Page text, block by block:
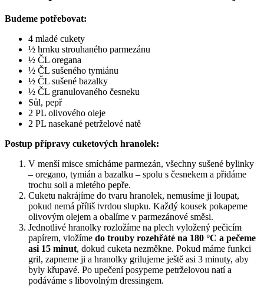
Budeme potřebovat:
4 mladé cukety
½ hrnku strouhaného parmezánu
½ ČL oregana
½ ČL sušeného tymiánu
½ ČL sušené bazalky
½ ČL granulovaného česneku
Sůl, pepř
2 PL olivového oleje
2 PL nasekané petrželové natě
Postup přípravy cuketových hranolek:
V menší misce smícháme parmezán, všechny sušené bylinky
– oregano, tymián a bazalku – spolu s česnekem a přidáme
trochu soli a mletého pepře.
Cuketu nakrájíme do tvaru hranolek, nemusíme ji loupat,
pokud nemá příliš tvrdou slupku. Každý kousek pokapeme
olivovým olejem a obalíme v parmezánové směsi.
Jednotlivé hranolky rozložíme na plech vyložený pečicím
papírem, vložíme do trouby rozehřáté na 180 °C a pečeme
asi 15 minut, dokud cuketa nezměkne. Pokud máme funkci
gril, zapneme ji a hranolky grilujeme ještě asi 3 minuty, aby
byly křupavé. Po upečení posypeme petrželovou natí a
podáváme s libovolným dressingem.